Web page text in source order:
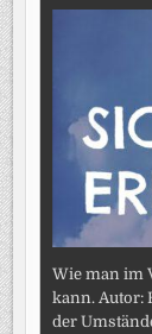
Wie man im
kann. Autor:
der